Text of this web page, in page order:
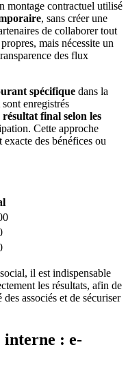
montage contractuel utilisé
, sans créer une
de collaborer tout
mais nécessite un
des flux
spécifique dans la
enregistrés
final selon les
Cette approche
exacte des bénéfices ou
il est indispensable
les résultats, afin de
associés et de sécuriser
: e-